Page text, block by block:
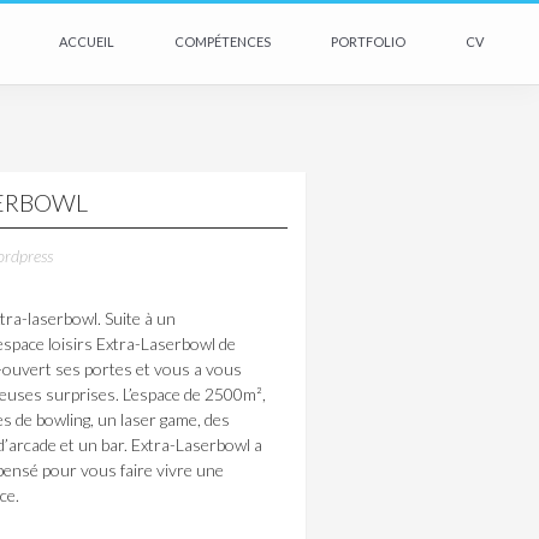
SKIP TO CONTENT
ACCUEIL COMPÉTENCES PORTFOLIO CV
laserbowl. Suite à un
loisirs Extra-Laserbowl de
ses portes et vous a vous
surprises. L’espace de 2500m²,
de bowling, un laser game, des
et un bar. Extra-Laserbowl a
pour vous faire vivre une